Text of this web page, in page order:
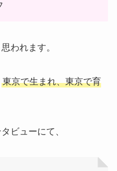
われます。
東京で生まれ、東京で育
ビューにて、